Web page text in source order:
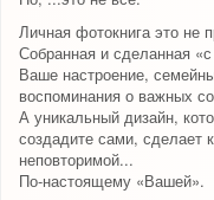
Личная фотокнига это не
Собранная и сделанная
Ваше настроение,
воспоминания о важных
А уникальный дизайн,
создадите сами, сделает
неповторимой...
По-настоящему «Вашей».